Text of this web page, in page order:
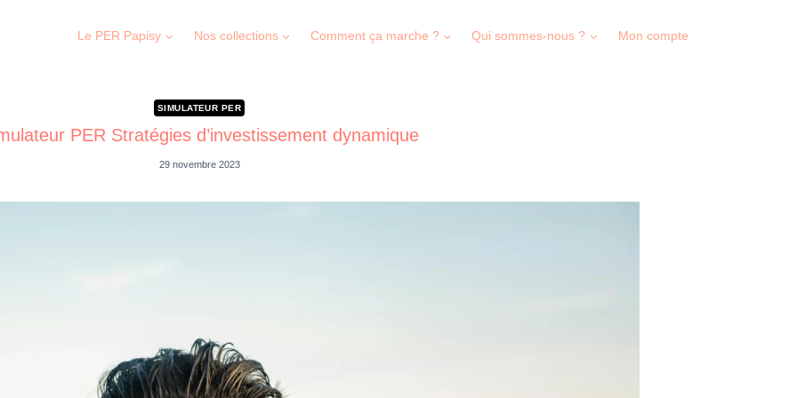
Le PER Papisy Nos collections Comment ça marche ? Qui sommes-nous ? Mon compte
SIMULATEUR PER
PER Stratégies d’investissement dynamique
29 novembre 2023